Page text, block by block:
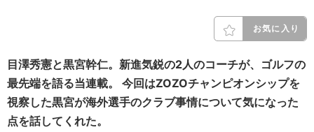
お気に入り
目澤秀憲と黒宮幹仁。新進気鋭の2人のコーチが、ゴルフの
最先端を語る当連載。 今回はZOZOチャンピオンシップを
視察した黒宮が海外選手のクラブ事情について気になった
点を話してくれた。